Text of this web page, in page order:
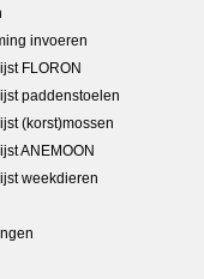
invoeren
FLORON
paddenstoelen
(korst)mossen
ANEMOON
weekdieren